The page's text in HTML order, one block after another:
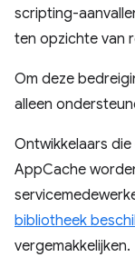
scripting-
ten opzichte van
Om deze
alleen
Ontwikkelaars
AppCache
bibliotheek
vergemakkelijken.